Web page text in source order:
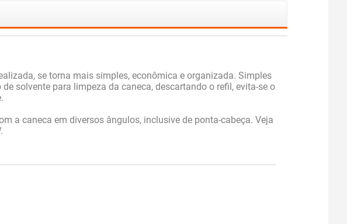
se torna mais simples, econômica e organizada. Simples
solvente para limpeza da caneca, descartando o refil, evita-se o
a caneca em diversos ângulos, inclusive de ponta-cabeça. Veja